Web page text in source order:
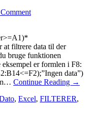
at filtrere data til der
bruge funktionen
er formlen i F8:
data”)
Continue Reading →
, Excel, FILTERER,